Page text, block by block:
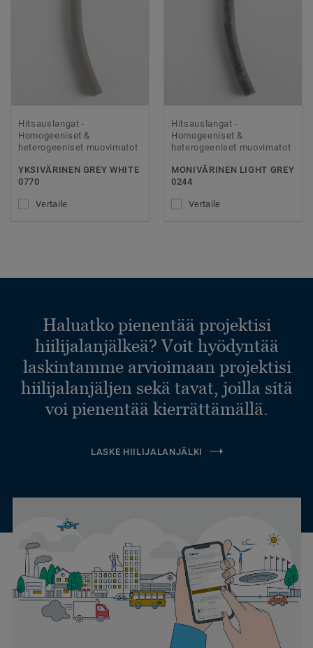
Hitsauslangat -
Homogeeniset &
heterogeeniset muovimatot
YKSIVÄRINEN GREY WHITE
0770
Vertaile
Hitsauslangat -
Homogeeniset &
heterogeeniset muovimatot
MONIVÄRINEN LIGHT GREY
0244
Vertaile
Haluatko pienentää projektisi
hiilijalanjälkeä? Voit hyödyntää
laskintamme arvioimaan projektisi
hiilijalanjäljen sekä tavat, joilla sitä
voi pienentää kierrättämällä.
LASKE HIILIJALANJÄLKI